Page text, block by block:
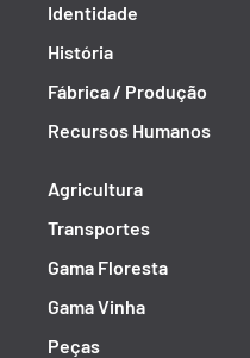
Identidade
História
Fábrica / Produção
Recursos Humanos
Agricultura
Transportes
Gama Floresta
Gama Vinha
Peças